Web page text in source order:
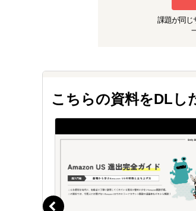
課題が同じ
こちらの資料をDLし